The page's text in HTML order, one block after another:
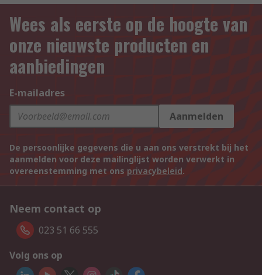
Wees als eerste op de hoogte van
onze nieuwste producten en
aanbiedingen
E-mailadres
Aanmelden
De persoonlijke gegevens die u aan ons verstrekt bij het
aanmelden voor deze mailinglijst worden verwerkt in
overeenstemming met ons privacybeleid.
Neem contact op
023 51 66 555
Volg ons op